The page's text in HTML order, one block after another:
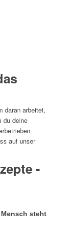
daran arbeitet,
du deine
auf unser
-
Mensch steht